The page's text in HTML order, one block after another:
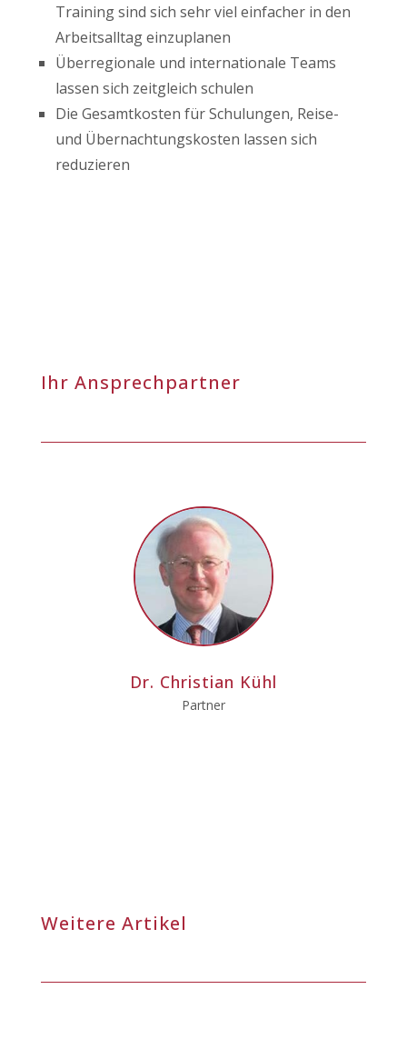
Training sind sich sehr viel einfacher in den
Arbeitsalltag einzuplanen
Überregionale und internationale Teams
lassen sich zeitgleich schulen
Die Gesamtkosten für Schulungen, Reise-
und Übernachtungskosten lassen sich
reduzieren
Ihr Ansprechpartner
Dr. Christian Kühl
Partner
Weitere Artikel